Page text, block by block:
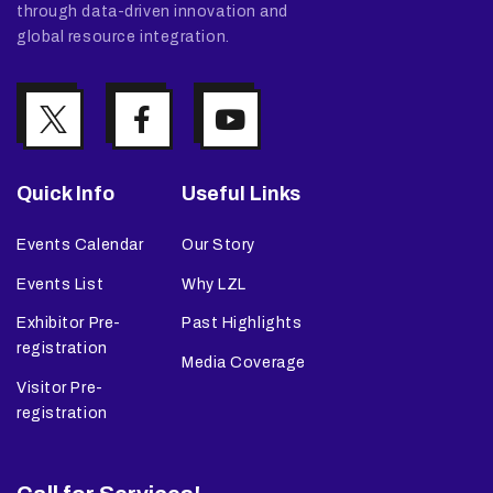
through data-driven innovation and
global resource integration.
Quick Info
Events Calendar
Events List
Exhibitor Pre-
registration
Visitor Pre-
registration
Useful Links
Our Story
Why LZL
Past Highlights
Media Coverage